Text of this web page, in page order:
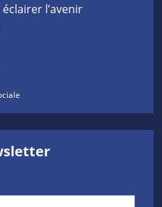
l’avenir